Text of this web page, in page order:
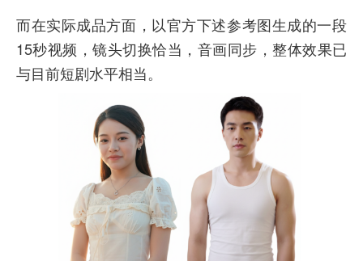
而在实际成品方面，以官方下述参考图生成的一段
15秒视频，镜头切换恰当，音画同步，整体效果已
与目前短剧水平相当。